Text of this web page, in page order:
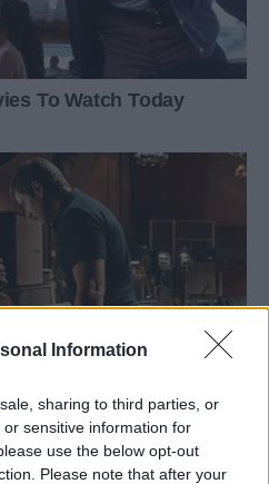
Information
sharing to third parties, or
sensitive information for
use the below opt-out
Please note that after your